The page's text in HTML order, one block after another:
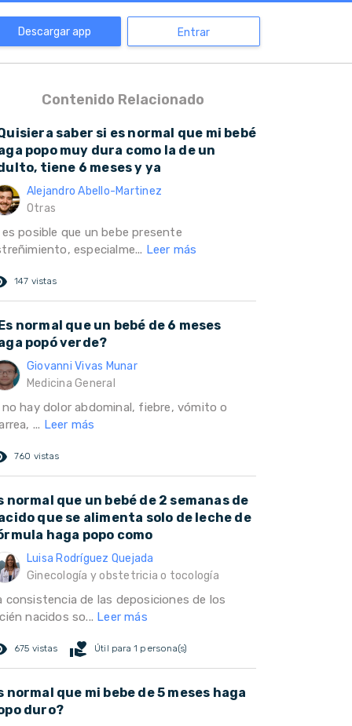
Descargar app Entrar
Contenido Relacionado
saber si es normal que mi bebé
popo muy dura como la de un
tiene 6 meses y ya
Alejandro Abello-Martinez
Otras
es posible que un bebe presente
especialme... Leer más
147 vistas
normal que un bebé de 6 meses
popó verde?
Giovanni Vivas Munar
Medicina General
no hay dolor abdominal, fiebre, vómito o
... Leer más
760 vistas
normal que un bebé de 2 semanas de
que se alimenta solo de leche de
haga popo como
Luisa Rodríguez Quejada
Ginecología y obstetricia o tocología
consistencia de las deposiciones de los
nacidos so... Leer más
675 vistas volunteer_activism Útil para 1 persona(s)
normal que mi bebe de 5 meses haga
duro?